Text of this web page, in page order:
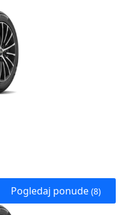
Pogledaj ponude (8)